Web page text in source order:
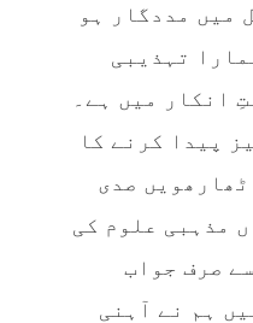
میں مددگار ہو
تہذیبی
انکار میں ہے۔
پیدا کرنے کا
صدی
مذہبی علوم کی
صرف جواب
ہم نے آہنی